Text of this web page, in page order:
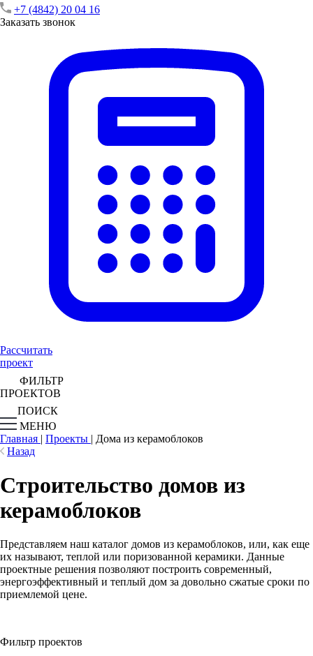
+7 (4842) 20 04 16
Заказать звонок
Рассчитать
проект
ФИЛЬТР
ПРОЕКТОВ
ПОИСК
МЕНЮ
Главная | Проекты | Дома из керамоблоков
Назад
Строительство домов из
керамоблоков
Представляем наш каталог домов из керамоблоков, или, как еще
их называют, теплой или поризованной керамики. Данные
проектные решения позволяют построить современный,
энергоэффективный и теплый дом за довольно сжатые сроки по
приемлемой цене.
Фильтр проектов